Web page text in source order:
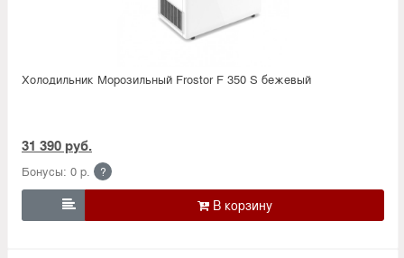
Холодильник Морозильный Frostor F 350 S бежевый
31 390 руб.
Бонусы: 0 р. ?
